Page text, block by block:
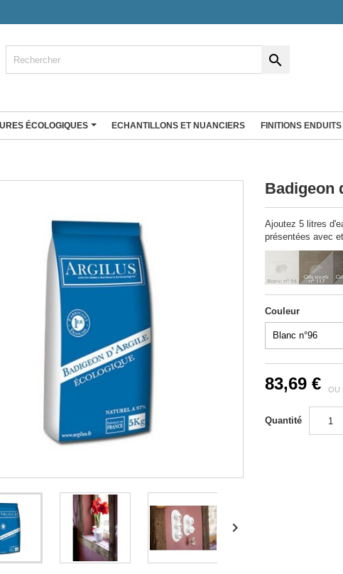

Badistuc Couleurs
Badistuc Façades et rénovation
Antalys
Stucki
Enduit Natura'liège
ÉCOLOGIQUES ECHANTILLONS ET NUANCIERS FINITIONS

Badigeon
Ajoutez 5 litres
présentées avec
Couleur
83,69 € OU
Quantité